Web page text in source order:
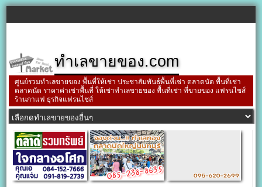
ทำเลขายของ.com
ศูนย์รวมทำเลขายของ พื้นที่ให้เช่า ประชาสัมพันธ์พื้นที่เช่า ตลาดนัด พื้นที่เช่า
ตลาดนัด ราคาค่าเช่าพื้นที่ ให้เช่าทำเลขายของ พื้นที่เช่า ที่ขายของ แฟรนไชส์
ร้านกาแฟ ธุรกิจแฟรนไชส์